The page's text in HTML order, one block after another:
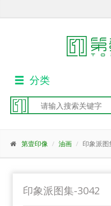
分类
第壹印像 油画 印象派图
印象派图集-3042